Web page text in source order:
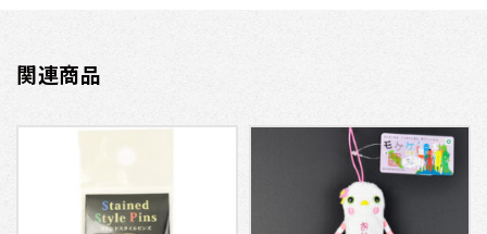
関連商品